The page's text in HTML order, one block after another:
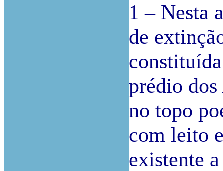
1 – Nesta
de
prédio
no topo
com leito
existente